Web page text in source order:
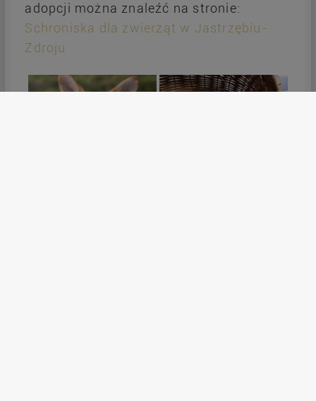
adopcji można znaleźć na stronie:
Schroniska dla zwierząt w Jastrzębiu-
Zdroju